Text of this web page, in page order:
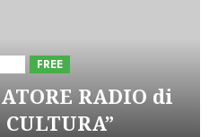
FREE
RADIO di